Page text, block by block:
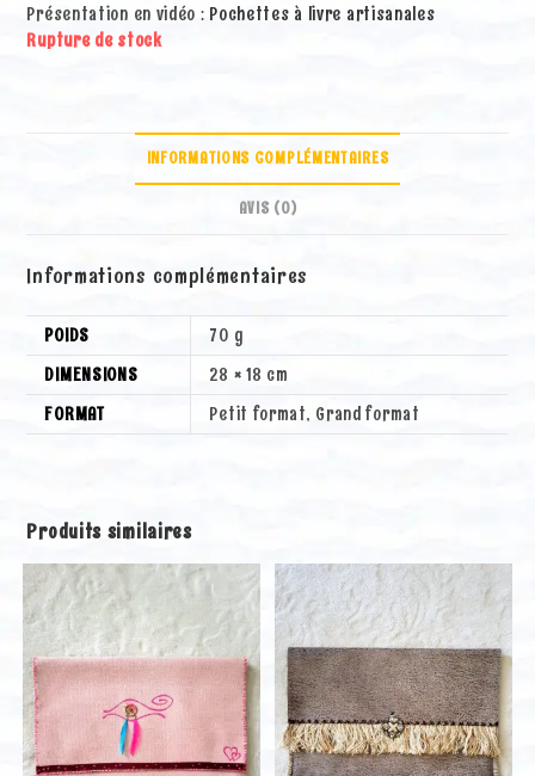
Présentation en vidéo : Pochettes à livre artisanales
Rupture de stock
INFORMATIONS COMPLÉMENTAIRES
AVIS (0)
Informations complémentaires
POIDS
70 g
DIMENSIONS
28 × 18 cm
FORMAT
Petit format, Grand format
Produits similaires